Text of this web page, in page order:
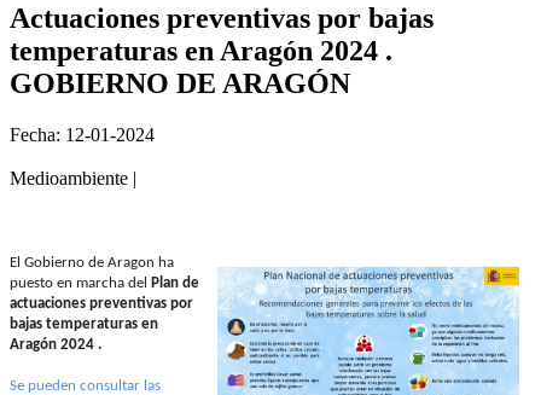
Actuaciones preventivas por bajas
temperaturas en Aragón 2024 .
GOBIERNO DE ARAGÓN
Fecha: 12-01-2024
Medioambiente |
El Gobierno de Aragon ha
puesto en marcha del
Plan de
actuaciones preventivas por
bajas temperaturas en
Aragón 2024 .
Se pueden consultar las